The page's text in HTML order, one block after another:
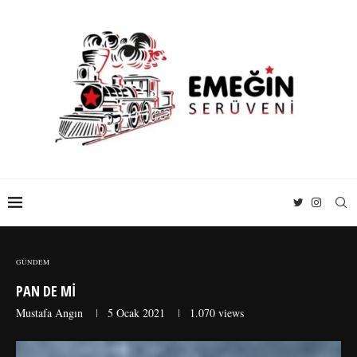
GÜNDEM
PAN DE MI
Mustafa Angın 5 Ocak 2021 1.070 views